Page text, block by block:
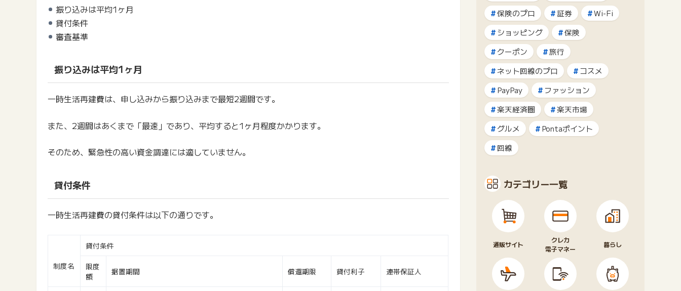
振り込みは平均1ヶ月
貸付条件
審査基準
振り込みは平均1ヶ月
一時生活再建費は、申し込みから振り込みまで最短2週間です。
また、2週間はあくまで「最速」であり、平均すると1ヶ月程度かかります。
そのため、緊急性の高い資金調達には適していません。
貸付条件
一時生活再建費の貸付条件は以下の通りです。
制度名
貸付条件
限度
額
据置期間 償還期限 貸付利子 連帯保証人
保険のプロ
証券
Wi-Fi
ショッピング
保険
クーポン
旅行
ネット回線のプロ
コスメ
PayPay
ファッション
楽天経済圏
楽天市場
グルメ
Pontaポイント
回線
カテゴリー一覧
通販サイト
クレカ
電子マネー
暮らし